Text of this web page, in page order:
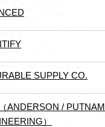
SUPPLY CO.
ANDERSON / PUTNAM
）